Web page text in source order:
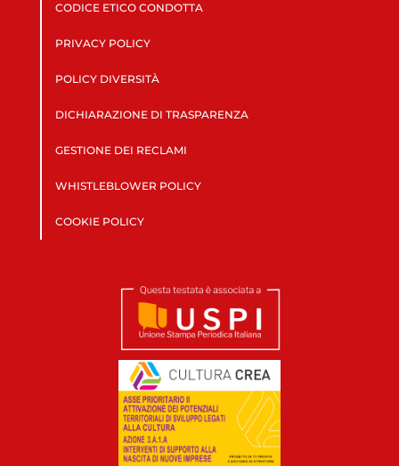
CODICE ETICO CONDOTTA
PRIVACY POLICY
POLICY DIVERSITÀ
DICHIARAZIONE DI TRASPARENZA
GESTIONE DEI RECLAMI
WHISTLEBLOWER POLICY
COOKIE POLICY